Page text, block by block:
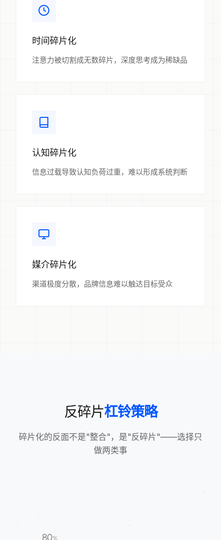
时间碎片化
注意力被切割成无数碎片，深度思考成为稀缺品
认知碎片化
信息过载导致认知负荷过重，难以形成系统判断
媒介碎片化
渠道极度分散，品牌信息难以触达目标受众
反碎片杠铃策略
碎片化的反面不是"整合"，是"反碎片"——选择只
做两类事